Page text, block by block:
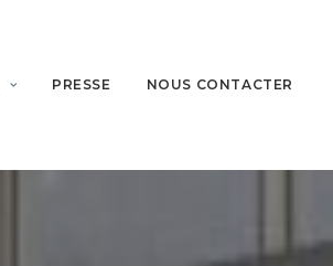
PRESSE NOUS CONTACTER